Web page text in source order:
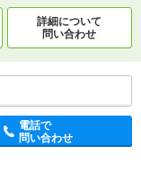
詳細について
問い合わせ
電話で
問い合わせ